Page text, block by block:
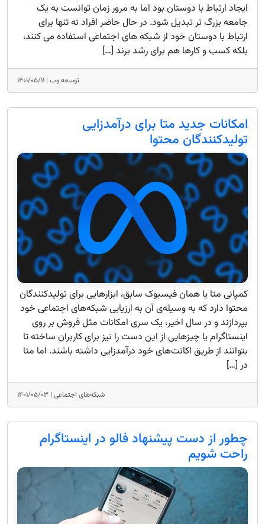
ایجاد ارتباط با دوستان بود اما به مرور زمان توانست به یک
جامعه بزرگ تر تبدیل شود. در حال حاضر افراد نه تنها برای
ارتباط با دوستان خود از شبکه های اجتماعی استفاده می کنند،
بلکه کسب و کارها هم برای رشد برند […]
توسعه وب | ۱۴۰۱/۰۵/۱۱
امکانات جدید متا برای درآمدزایی
تولیدکنندگان محتوا
کمپانی متا یا همان فیسبوک سابق، ابزارهایی برای تولیدکنندگان
محتوا دارد که به وسیله‌ی آن به ارزیابی شبکه‌های اجتماعی خود
بپردازند و در سال اخیر، یک سری امکانات مثل فروش بر روی
اینستاگرام یا چیزهایی از این دست را نیز برای کاربران ساخته تا
بتوانند از طریق اکانت‌های خود درآمدزایی داشته باشند. اما متا
در […]
شبکه‌های اجتماعی | ۱۴۰۱/۰۵/۰۳
چطور از دست پیشنهاد فالو در اینستاگرام
راحت شویم